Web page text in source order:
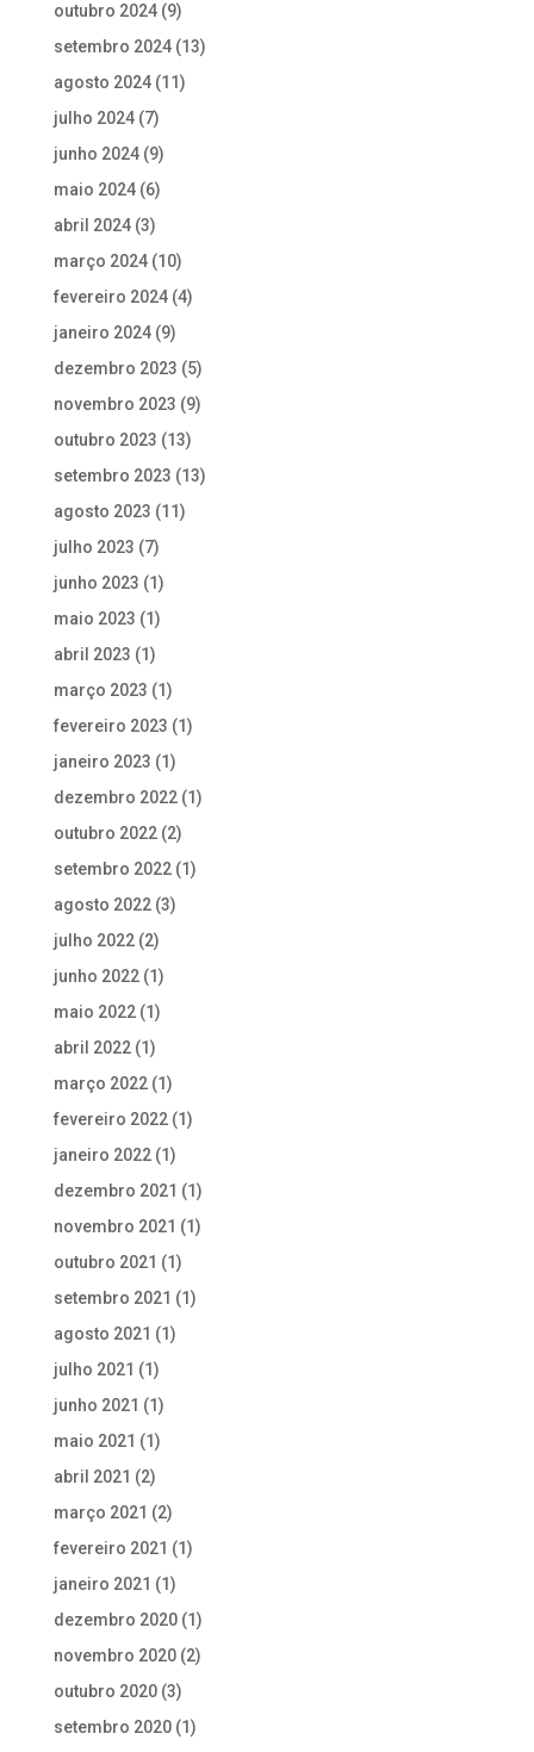
outubro 2024(9)
setembro 2024(13)
agosto 2024(11)
julho 2024(7)
junho 2024(9)
maio 2024(6)
abril 2024(3)
março 2024(10)
fevereiro 2024(4)
janeiro 2024(9)
dezembro 2023 (5)
novembro 2023 (9)
outubro 2023 (13)
setembro 2023 (13)
agosto 2023 (11)
julho 2023 (7)
junho 2023 (1)
maio 2023 (1)
abril 2023 (1)
março 2023 (1)
fevereiro 2023 (1)
janeiro 2023 (1)
dezembro 2022(1)
outubro 2022(2)
setembro 2022(1)
agosto 2022(3)
julho 2022(2)
junho 2022(1)
maio 2022(1)
abril 2022(1)
março 2022(1)
fevereiro 2022(1)
janeiro 2022(1)
dezembro 2021 (1)
novembro 2021 (1)
outubro 2021 (1)
setembro 2021 (1)
agosto 2021 (1)
julho 2021 (1)
junho 2021 (1)
maio 2021 (1)
abril 2021 (2)
março 2021 (2)
fevereiro 2021 (1)
janeiro 2021 (1)
dezembro 2020(1)
novembro 2020(2)
outubro 2020(3)
setembro 2020(1)